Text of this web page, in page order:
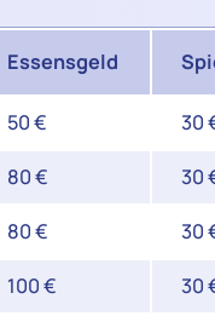
Essensgeld
50 € 30
80 € 30
80 € 30
100 € 30